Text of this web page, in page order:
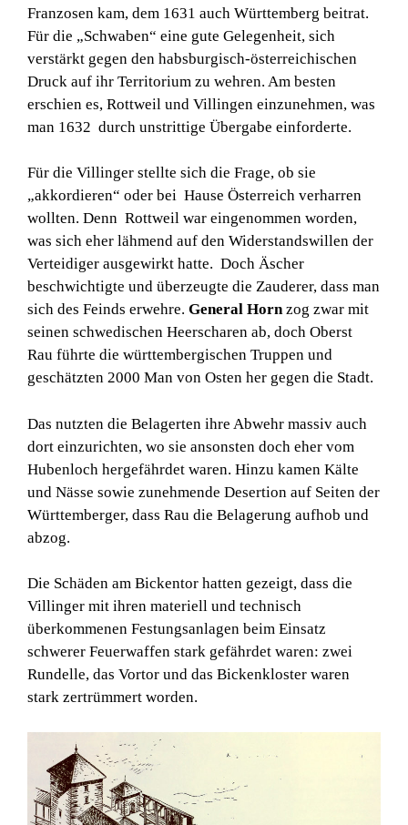
Franzosen kam, dem 1631 auch Württemberg beitrat.
Für die „Schwaben“ eine gute Gelegenheit, sich
verstärkt gegen den habsburgisch-österreichischen
Druck auf ihr Territorium zu wehren. Am besten
erschien es, Rottweil und Villingen einzunehmen, was
man 1632 durch unstrittige Übergabe einforderte.
Für die Villinger stellte sich die Frage, ob sie
„akkordieren“ oder bei Hause Österreich verharren
wollten. Denn Rottweil war eingenommen worden,
was sich eher lähmend auf den Widerstandswillen der
Verteidiger ausgewirkt hatte. Doch Äscher
beschwichtigte und überzeugte die Zauderer, dass man
sich des Feinds erwehre. General Hornzog zwar mit
seinen schwedischen Heerscharen ab, doch Oberst
Rau führte die württembergischen Truppen und
geschätzten 2000 Man von Osten her gegen die Stadt.
Das nutzten die Belagerten ihre Abwehr massiv auch
dort einzurichten, wo sie ansonsten doch eher vom
Hubenloch hergefährdet waren. Hinzu kamen Kälte
und Nässe sowie zunehmende Desertion auf Seiten der
Württemberger, dass Rau die Belagerung aufhob und
abzog.
Die Schäden am Bickentor hatten gezeigt, dass die
Villinger mit ihren materiell und technisch
überkommenen Festungsanlagen beim Einsatz
schwerer Feuerwaffen stark gefährdet waren: zwei
Rundelle, das Vortor und das Bickenkloster waren
stark zertrümmert worden.